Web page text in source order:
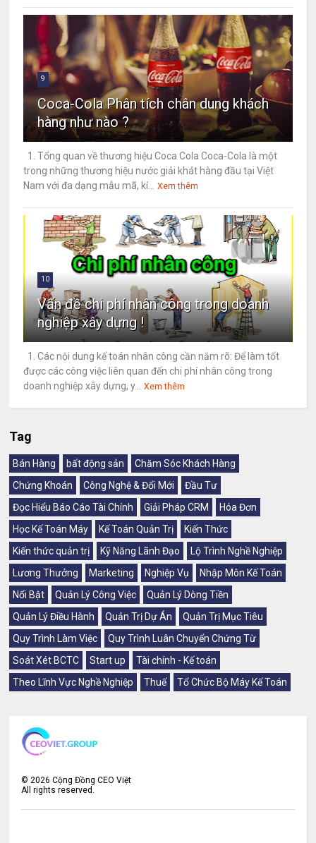
9
Coca-Cola Phân tích chân dung khách
hàng như nào ?
1. Tổng quan về thương hiệu Coca Cola Coca-Cola là một
trong những thương hiệu nước giải khát hàng đầu tại Việt
Nam với đa dạng mẫu mã, kí...
Xem thêm
10
Vấn đề chi phí nhân công trong doanh
nghiệp xây dựng !
1. Các nội dung kế toán nhân công cần nắm rõ: Để làm tốt
được các công việc liên quan đến chi phí nhân công trong
doanh nghiệp xây dựng, y...
Xem thêm
Tag
Bán Hàng bất động sản
Chăm Sóc Khách Hàng
Chứng Khoán
Công Nghệ & Đổi Mới
Đầu Tư
Đọc Hiểu Báo Cáo Tài Chính
Giải Pháp CRM
Hóa Đơn
Học Kế Toán Máy
Kế Toán Quản Trị
Kiến Thức
Kiến thức quản trị
Kỹ Năng Lãnh Đạo
Lộ Trình Nghề Nghiệp
Lương Thưởng
Marketing Nghiệp Vụ
Nhập Môn Kế Toán
Nổi Bật
Quản Lý Công Việc
Quản Lý Dòng Tiền
Quản Lý Điều Hành
Quản Trị Dự Án
Quản Trị Mục Tiêu
Quy Trình Làm Việc
Quy Trình Luân Chuyển Chứng Từ
Soát Xét BCTC
Start up
Tài chính - Kế toán
Theo Lĩnh Vực Nghề Nghiệp
Thuế Tổ Chức Bộ Máy Kế Toán
©2026 Cộng Đồng CEO Việt
All rights reserved.